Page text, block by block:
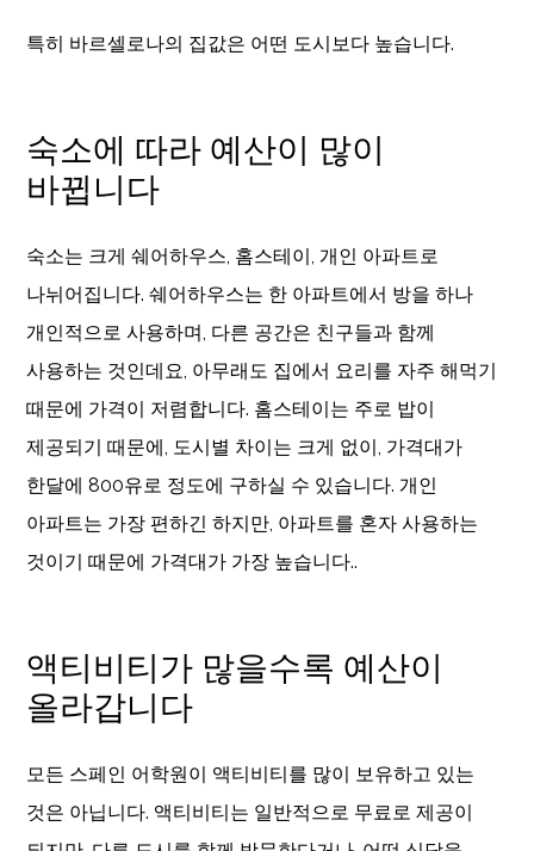
특히 바르셀로나의 집값은 어떤 도시보다 높습니다.
숙소에 따라 예산이 많이
바뀝니다
숙소는 크게 쉐어하우스, 홈스테이, 개인 아파트로
나뉘어집니다. 쉐어하우스는 한 아파트에서 방을 하나
개인적으로 사용하며, 다른 공간은 친구들과 함께
사용하는 것인데요, 아무래도 집에서 요리를 자주 해먹기
때문에 가격이 저렴합니다. 홈스테이는 주로 밥이
제공되기 때문에, 도시별 차이는 크게 없이, 가격대가
한달에 800유로 정도에 구하실 수 있습니다. 개인
아파트는 가장 편하긴 하지만, 아파트를 혼자 사용하는
것이기 때문에 가격대가 가장 높습니다..
액티비티가 많을수록 예산이
올라갑니다
모든 스페인 어학원이 액티비티를 많이 보유하고 있는
것은 아닙니다. 액티비티는 일반적으로 무료로 제공이